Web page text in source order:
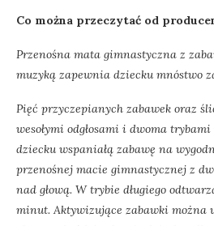
Co można przeczytać od
Przenośna mata gimnastyczna z
muzyką zapewnia dziecku mnóstwo
Pięć przyczepianych zabawek oraz
wesołymi odgłosami i dwoma
dziecku wspaniałą zabawę na
przenośnej macie gimnastycznej z
nad głową. W trybie długiego
minut. Aktywizujące zabawki można